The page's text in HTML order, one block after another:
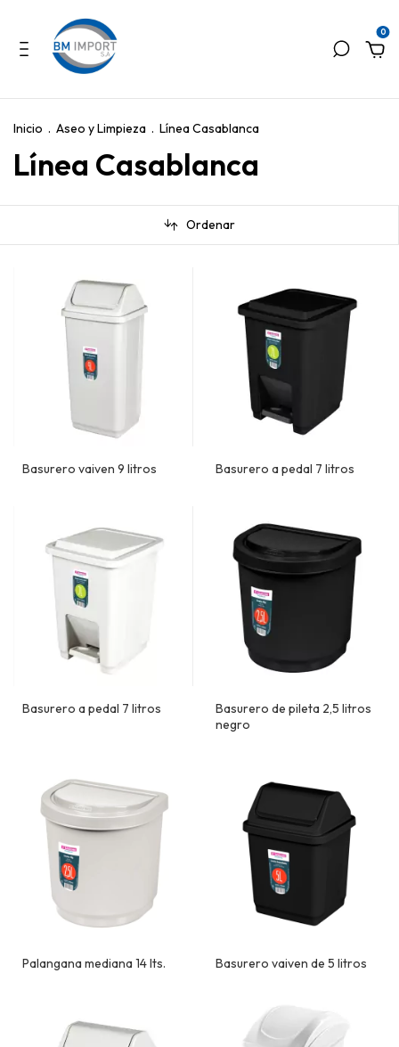
0
Inicio . Aseo y Limpieza . Línea Casablanca
Línea Casablanca
Ordenar
Basurero vaiven 9 litros Basurero a pedal 7 litros
Basurero a pedal 7 litros
Basurero de pileta 2,5 litros
negro
Palangana mediana 14 lts. Basurero vaiven de 5 litros